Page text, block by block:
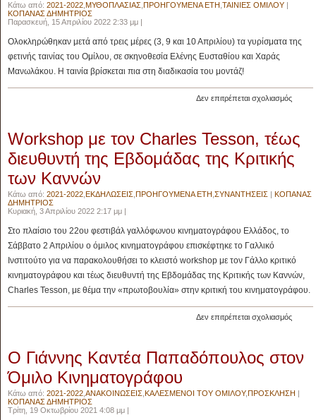
Κάτω από: 2021-2022 ΜΥΘΟΠΛΑΣΙΑΣ ΠΡΟΗΓΟΥΜΕΝΑ ΕΤΗ ΤΑΙΝΙΕΣ ΟΜΙΛΟΥ |
ΚΟΠΑΝΑΣ ΔΗΜΗΤΡΙΟΣ
Παρασκευή, 15 Απριλίου 2022 2:33 μμ |
Ολοκληρώθηκαν μετά από τρεις μέρες (3, 9 και 10 Απριλίου) τα γυρίσματα της
φετινής ταινίας του Ομίλου, σε σκηνοθεσία Ελένης Ευσταθίου και Χαράς
Μανωλάκου. Η ταινία βρίσκεται πια στη διαδικασία του μοντάζ!
Δεν επιτρέπεται σχολιασμόςστο
φετινής
ταινίας
Workshop με τον Charles Tesson, τέως
διευθυντή της Εβδομάδας της Κριτικής
των Καννών
Κάτω από: 2021-2022 ΕΚΔΗΛΩΣΕΙΣ ΠΡΟΗΓΟΥΜΕΝΑ ΕΤΗ ΣΥΝΑΝΤΗΣΕΙΣ | ΚΟΠΑΝΑΣ
ΔΗΜΗΤΡΙΟΣ
Κυριακή, 3 Απριλίου 2022 2:17 μμ |
Στο πλαίσιο του 22ου φεστιβάλ γαλλόφωνου κινηματογράφου Ελλάδος, το
Σάββατο 2 Απριλίου ο όμιλος κινηματογράφου επισκέφτηκε το Γαλλικό
Ινστιτούτο για να παρακολουθήσει το κλειστό workshop με τον Γάλλο κριτικό
κινηματογράφου και τέως διευθυντή της Εβδομάδας της Κριτικής των Καννών,
Charles Tesson, με θέμα την «πρωτοβουλία» στην κριτική του κινηματογράφου.
Δεν επιτρέπεται σχολιασμόςστο
τον
τέως
Ο Γιάννης Καντέα Παπαδόπουλος στον
Όμιλο Κινηματογράφου
Κάτω από: 2021-2022 ΑΝΑΚΟΙΝΩΣΕΙΣ ΚΑΛΕΣΜΕΝΟΙ ΤΟΥ ΟΜΙΛΟΥ,ΠΡΟΣΚΛΗΣΗ |
ΚΟΠΑΝΑΣ ΔΗΜΗΤΡΙΟΣ
Τρίτη, 19 Οκτωβρίου 2021 4:08 μμ |